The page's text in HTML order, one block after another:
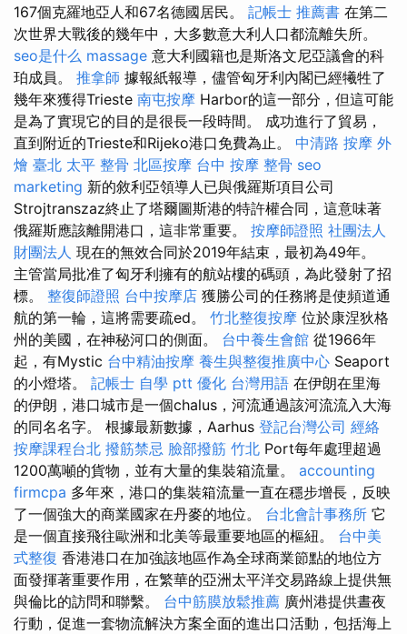
167個克羅地亞人和67名德國居民。 記帳士 推薦書 在第二
次世界大戰後的幾年中，大多數意大利人口都流離失所。
seo是什么 massage 意大利國籍也是斯洛文尼亞議會的科
珀成員。 推拿師 據報紙報導，儘管匈牙利內閣已經犧牲了
幾年來獲得Trieste 南屯按摩 Harbor的這一部分，但這可能
是為了實現它的目的是很長一段時間。 成功進行了貿易，
直到附近的Trieste和Rijeko港口免費為止。 中清路 按摩 外
燴 臺北 太平 整骨 北區按摩 台中 按摩 整骨 seo
marketing 新的敘利亞領導人已與俄羅斯項目公司
Strojtranszaz終止了塔爾圖斯港的特許權合同，這意味著
俄羅斯應該離開港口，這非常重要。 按摩師證照 社團法人
財團法人 現在的無效合同於2019年結束，最初為49年。
主管當局批准了匈牙利擁有的航站樓的碼頭，為此發射了招
標。 整復師證照 台中按摩店 獲勝公司的任務將是使頻道通
航的第一輪，這將需要疏ed。 竹北整復按摩 位於康涅狄格
州的美國，在神秘河口的側面。 台中養生會館 從1966年
起，有Mystic 台中精油按摩 養生與整復推廣中心 Seaport
的小燈塔。 記帳士 自學 ptt 優化 台灣用語 在伊朗在里海
的伊朗，港口城市是一個chalus，河流通過該河流流入大海
的同名名字。 根據最新數據，Aarhus 登記台灣公司 經絡
按摩課程台北 撥筋禁忌 臉部撥筋 竹北 Port每年處理超過
1200萬噸的貨物，並有大量的集裝箱流量。 accounting
firmcpa 多年來，港口的集裝箱流量一直在穩步增長，反映
了一個強大的商業國家在丹麥的地位。 台北會計事務所 它
是一個直接飛往歐洲和北美等最重要地區的樞紐。 台中美
式整復 香港港口在加強該地區作為全球商業節點的地位方
面發揮著重要作用，在繁華的亞洲太平洋交易路線上提供無
與倫比的訪問和聯繫。 台中筋膜放鬆推薦 廣州港提供晝夜
行動，促進一套物流解決方案全面的進出口活動，包括海上